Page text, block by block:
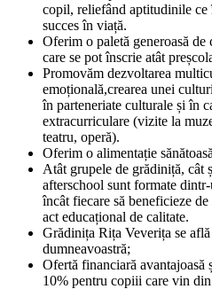
copil, reliefând aptitudinile ce
succes în viață.
Oferim o paletă generoasă
care se pot înscrie atât
Promovăm dezvoltarea
emoțională,crearea unei
în parteneriate culturale și în
extracurriculare (vizite la
teatru, operă).
Oferim o alimentație
Atât grupele de grădiniță, cât
afterschool sunt formate
încât fiecare să beneficieze
act educațional de calitate.
Grădinița Rița Veverița se
dumneavoastră;
Ofertă financiară
10% pentru copiii care vin